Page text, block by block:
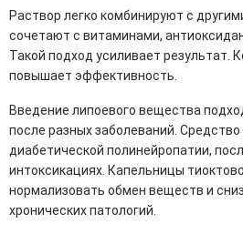
Раствор легко комбинируют с
сочетают с витаминами,
Такой подход усиливает результат.
повышает эффективность.
Введение липоевого вещества
после разных заболеваний.
диабетической полинейропатии,
интоксикациях. Капельницы
нормализовать обмен веществ и
хронических патологий.